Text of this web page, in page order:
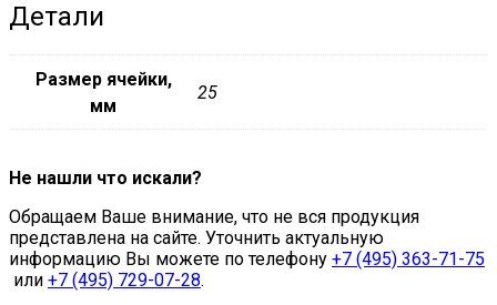
Детали
Размер ячейки,
мм
25
Не нашли что искали?
Обращаем Ваше внимание, что не вся продукция
представлена на сайте. Уточнить актуальную
информацию Вы можете по телефону +7 (495) 363-71-75
или +7 (495) 729-07-28.